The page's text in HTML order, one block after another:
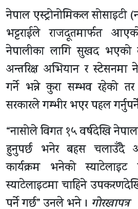
नेपाल एस्ट्रोनोमिकल सोसाइटी
भट्टराईले राजदूतमार्फत
नेपालीका लागि सुखद भएको
अन्तरिक्ष अभियान र स्टेसनमा
गर्ने भन्ने कुरा सम्भव रहेको
सरकारले गम्भीर भएर पहल
“नासोले विगत १५ वर्षदेखि
हुनुपर्छ भनेर बहस चलाउँदै
कार्यक्रम भनेको स्याटेलाइट
स्याटेलाइटमा चाहिने
पर्ने गर्छ” उनले भने । गोरखापत्र